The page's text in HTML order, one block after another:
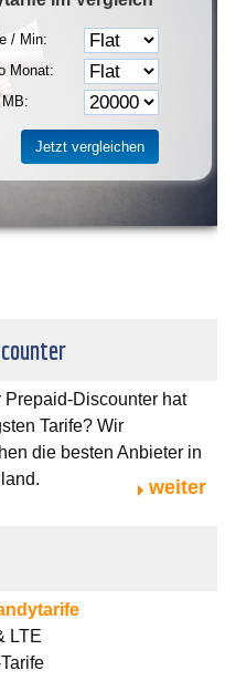
/ Min:
Monat:
MB:
Prepaid-Discounter hat
Tarife? Wir
die besten Anbieter in
weiter
LTE